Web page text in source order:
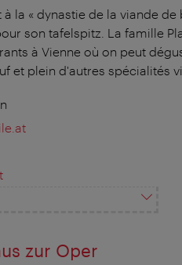
la « dynastie de la viande
son tafelspitz. La famille
à Vienne où on peut
et plein d'autres spécialités
zur Oper